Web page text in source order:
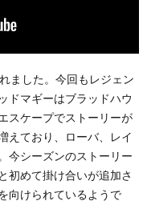
ました。今回もレジェン
ドマギーはブラッドハウ
スケープでストーリーが
えており、ローバ、レイ
今シーズンのストーリー
初めて掛け合いが追加さ
向けられているようで